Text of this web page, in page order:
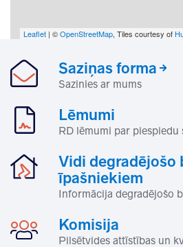
Leaflet | ©OpenStreetMap, Tiles courtesy of
Saziņas forma
Sazinies ar mums
Lēmumi
RD lēmumi par piespiedu
Vidi degradējošo
īpašniekiem
Informācija degradējošo
Komisija
Pilsētvides attīstības un